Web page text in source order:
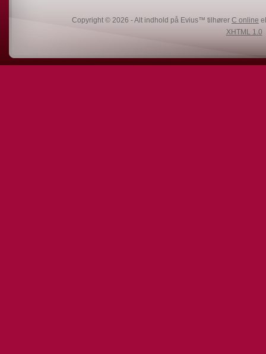
Copyright © 2026 - Alt indhold på Evius™ tilhører C online
XHTML 1.0